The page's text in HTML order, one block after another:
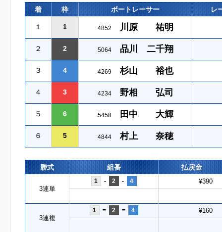
着 枠 ボートレーサー レ
１ 1 4852 川原 祐明
２ 2 5064 品川 二千翔
３ 4 4269 杉山 裕也
４ 3 4234 野相 弘司
５ 6 5458 田中 大輝
６ 5 4844 村上 奈穂
勝式 組番 払戻金
3連単
1 - 2 - 4 ¥390
3連複
1 = 2 = 4 ¥160